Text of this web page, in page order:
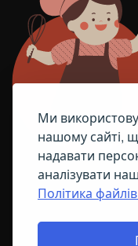
Ми
нашому сайті,
надавати
аналізувати
Політика